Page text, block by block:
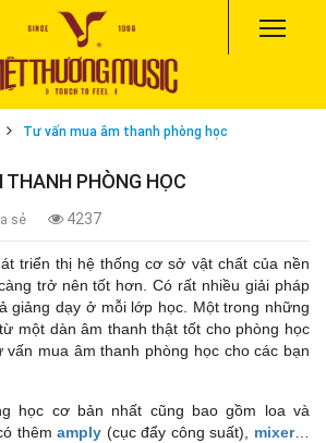
Tư vấn mua âm thanh phòng học
PHÒNG HỌC
sẻ 4237
triển thị hệ thống cơ sở vật chất của nền
trở nên tốt hơn. Có rất nhiều giải pháp
giảng dạy ở mỗi lớp học. Một trong những
một dàn âm thanh thật tốt cho phòng học
vấn mua âm thanh phòng học cho các bạn
học cơ bản nhất cũng bao gồm loa và
thêmamply (cục đẩy công suất), mixer…